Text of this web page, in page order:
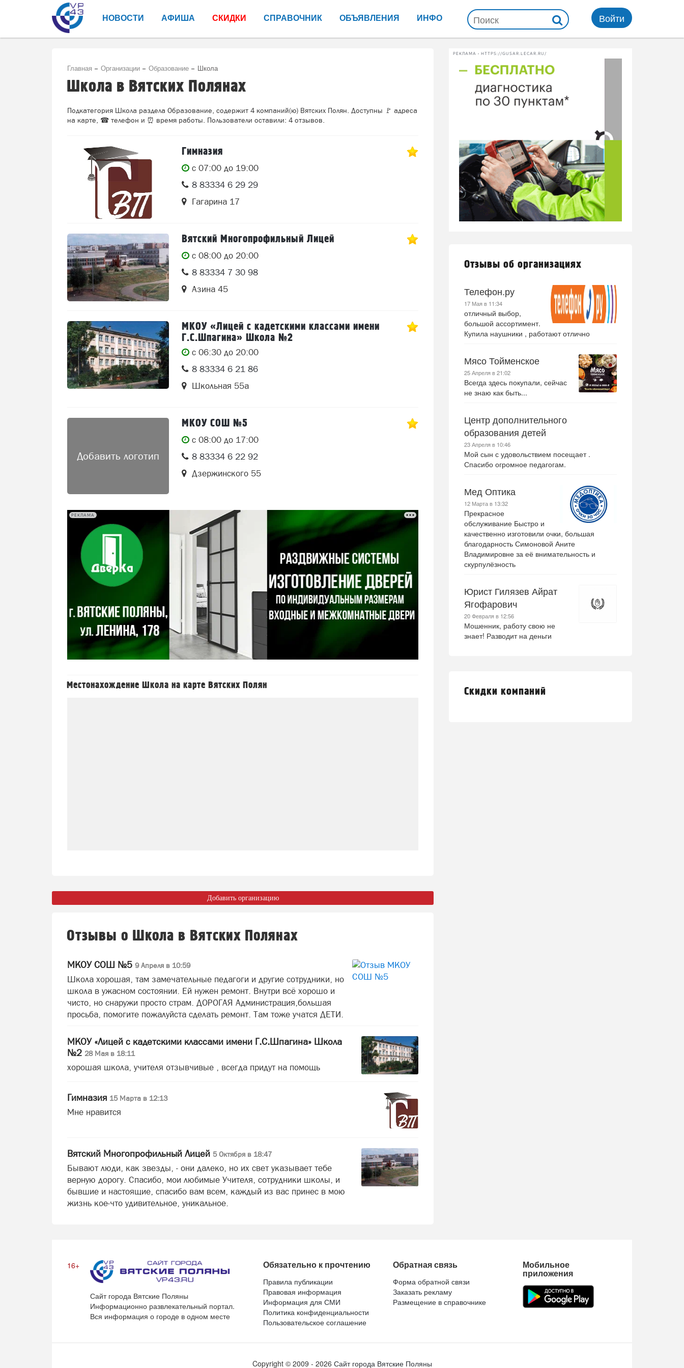
НОВОСТИ АФИША СКИДКИ СПРАВОЧНИК ОБЪЯВЛЕНИЯ ИНФО Войти
Главная Организации Образование Школа
Школа в Вятских Полянах
Подкатегория Школа раздела Образование, содержит 4 компаний(ю) Вятских Полян. Доступны 🚩 адреса
на карте, ☎ телефон и ⏰ время работы. Пользователи оставили: 4 отзывов.
Гимназия
c 07:00 до 19:00
8 83334 6 29 29
Гагарина 17
Вятский Многопрофильный Лицей
c 08:00 до 20:00
8 83334 7 30 98
Азина 45
МКОУ «Лицей с кадетскими классами имени
Г.С.Шпагина» Школа №2
c 06:30 до 20:00
8 83334 6 21 86
Школьная 55а
Добавить логотип
МКОУ СОШ №5
c 08:00 до 17:00
8 83334 6 22 92
Дзержинского 55
РЕКЛАМА
Местонахождение Школа на карте Вятских Полян
Добавить организацию
Отзывы о Школа в Вятских Полянах
МКОУ СОШ №5 9 Апреля в 10:59
Школа хорошая, там замечательные педагоги и другие сотрудники, но
школа в ужасном состоянии. Ей нужен ремонт. Внутри всё хорошо и
чисто, но снаружи просто страм. ДОРОГАЯ Администрация,большая
просьба, помогите пожалуйста сделать ремонт. Там тоже учатся ДЕТИ.
МКОУ «Лицей с кадетскими классами имени Г.С.Шпагина» Школа
№2 28 Мая в 18:11
хорошая школа, учителя отзывчивые , всегда придут на помощь
Гимназия 15 Марта в 12:13
Мне нравится
Вятский Многопрофильный Лицей 5 Октября в 18:47
Бывают люди, как звезды, - они далеко, но их свет указывает тебе
верную дорогу. Спасибо, мои любимые Учителя, сотрудники школы, и
бывшие и настоящие, спасибо вам всем, каждый из вас принес в мою
жизнь кое-что удивительное, уникальное.
РЕКЛАМА • HTTPS://GUSAR.LECAR.RU/
Отзывы об организациях
Телефон.ру
17 Мая в 11:34
отличный выбор,
большой ассортимент.
Купила наушники , работают отлично
Мясо Тойменское
25 Апреля в 21:02
Всегда здесь покупали, сейчас
не знаю как быть...
Центр дополнительного
образования детей
23 Апреля в 10:46
Мой сын с удовольствием посещает .
Спасибо огромное педагогам.
Мед Оптика
12 Марта в 13:32
Прекрасное
обслуживание Быстро и
качественно изготовили очки, большая
благодарность Симоновой Аните
Владимировне за её внимательность и
скурпулёзность
Юрист Гилязев Айрат
Ягофарович
20 Февраля в 12:56
Мошенник, работу свою не
знает! Разводит на деньги
Скидки компаний
16+
Сайт города Вятские Поляны
Информационно развлекательный портал.
Вся информация о городе в одном месте
Обязательно к прочтению
Правила публикации
Правовая информация
Информация для СМИ
Политика конфиденциальности
Пользовательское соглашение
Обратная связь
Форма обратной связи
Заказать рекламу
Размещение в справочнике
Мобильное
приложения
Copyright © 2009 - 2026 Сайт города Вятские Поляны